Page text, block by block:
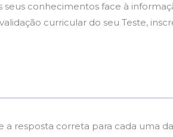
conhecimentos face à
curricular do seu Teste,
a resposta correta para cada uma